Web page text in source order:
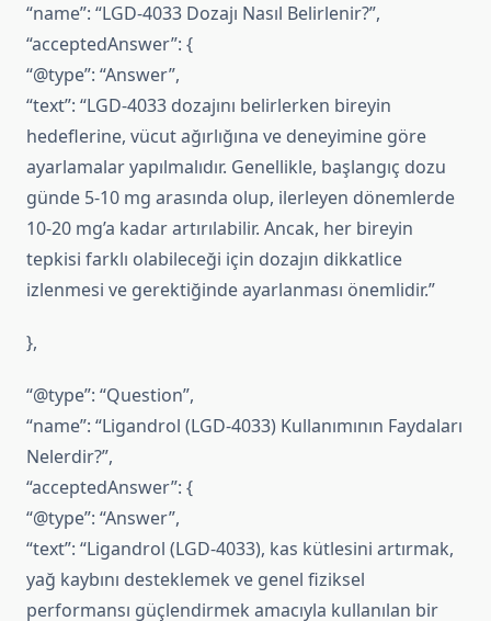
“name”: “LGD-4033 Dozajı Nasıl Belirlenir?”,
“acceptedAnswer”: {
“@type”: “Answer”,
“text”: “LGD-4033 dozajını belirlerken bireyin
hedeflerine, vücut ağırlığına ve deneyimine göre
ayarlamalar yapılmalıdır. Genellikle, başlangıç dozu
günde 5-10 mg arasında olup, ilerleyen dönemlerde
10-20 mg’a kadar artırılabilir. Ancak, her bireyin
tepkisi farklı olabileceği için dozajın dikkatlice
izlenmesi ve gerektiğinde ayarlanması önemlidir.”
},
“@type”: “Question”,
“name”: “Ligandrol (LGD-4033) Kullanımının Faydaları
Nelerdir?”,
“acceptedAnswer”: {
“@type”: “Answer”,
“text”: “Ligandrol (LGD-4033), kas kütlesini artırmak,
yağ kaybını desteklemek ve genel fiziksel
performansı güçlendirmek amacıyla kullanılan bir